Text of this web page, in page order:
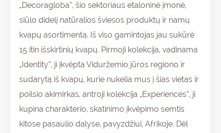
„Decoragloba”, šio sektoriaus etaloninė įmonė,
siūlo didelį natūralios šviesos produktų ir namų
kvapų asortimentą. Iš viso gamintojas jau sukūrė
15 itin išskirtinių kvapų. Pirmoji kolekcija, vadinama
„Identity”, ji įkvėpta Viduržemio jūros regiono ir
sudarytą iš kvapų, kurie nukelia mus į šias vietas ir
poilsio akimirkas, antroji kolekcija „Experiences”, ji
kupina charakterio, skatinimo įkvėpimo semtis
kitose pasaulio dalyse, pavyzdžiui, Afrikoje. Dėl